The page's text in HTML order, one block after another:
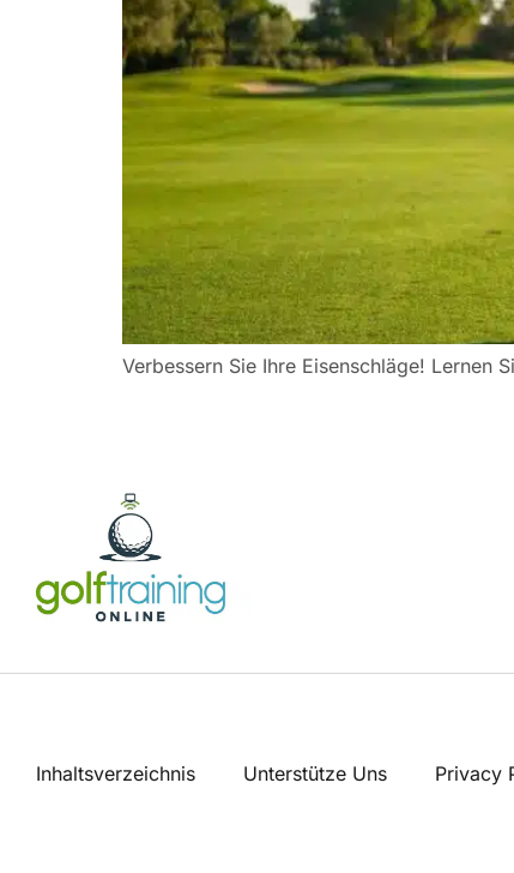
Verbessern Sie Ihre Eisenschläge! Lernen
Inhaltsverzeichnis Unterstütze Uns Privacy